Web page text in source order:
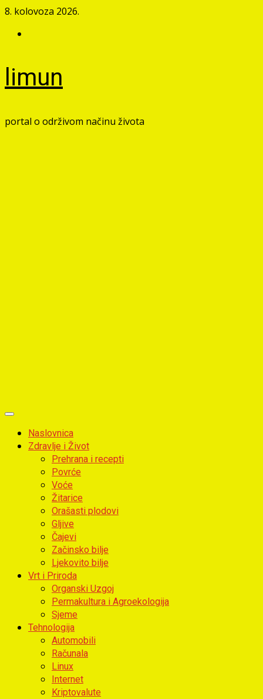
Skip
content
8. kolovoza 2026.
limun
portal o održivom načinu života
Primary
MenuNaslovnica
Zdravlje i Život
Prehrana i recepti
Povrće
Voće
Žitarice
Orašasti plodovi
Gljive
Čajevi
Začinsko bilje
Ljekovito bilje
Vrt i Priroda
Organski Uzgoj
Permakultura i Agroekologija
Sjeme
Tehnologija
Automobili
Računala
Linux
Internet
Kriptovalute